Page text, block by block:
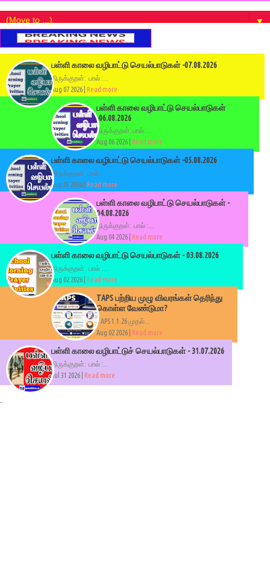
▼
பள்ளி காலை வழிபாட்டு செயல்பாடுகள் -07.08.2026
திருக்குறள்: பால் :...
Aug 07 2026 |
Read more
பள்ளி காலை வழிபாட்டு செயல்பாடுகள்
-06.08.2026
திருக்குறள்: பால் :...
Aug 06 2026 | Read more
பள்ளி காலை வழிபாட்டு செயல்பாடுகள் -05.08.2026
திருக்குறள்: பால் :...
Aug 05 2026 | Read more
பள்ளி காலை வழிபாட்டு செயல்பாடுகள் -
04.08.2026
திருக்குறள்: பால் :...
Aug 04 2026 |
Read more
பள்ளி காலை வழிபாட்டு செயல்பாடுகள் - 03.08.2026
திருக்குறள்: பால் :...
Aug 02 2026 | Read more
TAPS பற்றிய முழு விவரங்கள் தெரிந்து
கொள்ள வேண்டுமா?
TAPS 1.1.26 முதல்...
Aug 02 2026 |
Read more
பள்ளி காலை வழிபாட்டுச் செயல்பாடுகள் - 31.07.2026
திருக்குறள்: பால் :...
Jul 31 2026 |
Read more